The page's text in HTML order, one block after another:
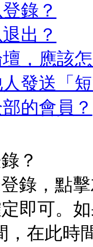
錄？
出？
，應該
發送「
的會員？
？
錄，點
即可。
，在此時